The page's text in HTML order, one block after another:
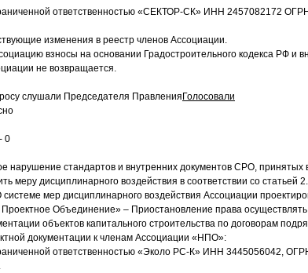
ответственностью «СЕКТОР-СК» ИНН 2457082172 ОГРН
изменения в реестр членов Ассоциации.
взносы на основании Градостроительного кодекса РФ и
не возвращается.
слушали Председателя Правления Голосовали
0
нарушение стандартов и внутренних документов СРО, принятых
меру дисциплинарного воздействия в соответствии со статьей
мер дисциплинарного воздействия Ассоциации
Объединение» – Приостановление права осуществлять
объектов капитального строительства по договорам
документации к членам Ассоциации «НПО»:
ответственностью «Эколо РС-К» ИНН 3445056042,